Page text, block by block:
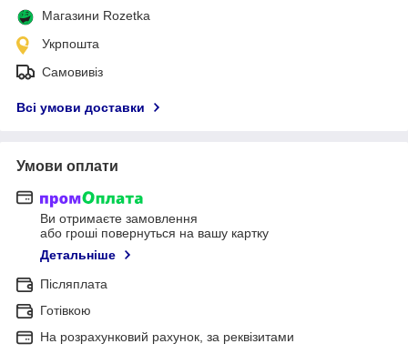
Магазини Rozetka
Укрпошта
Самовивіз
Всі умови доставки
Умови оплати
Ви отримаєте замовлення
або гроші повернуться на вашу картку
Детальніше
Післяплата
Готівкою
На розрахунковий рахунок, за реквізитами